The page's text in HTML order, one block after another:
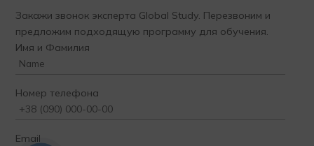
Закажи звонок эксперта Global Study. Перезвоним и
предложим подходящую программу для обучения.
Имя и Фамилия
Номер телефона
Email